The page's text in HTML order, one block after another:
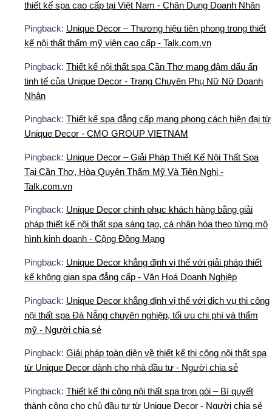
thiết kế spa cao cấp tại Việt Nam - Chân Dung Doanh Nhân
Pingback: Unique Decor – Thương hiệu tiên phong trong thiết
kế nội thất thẩm mỹ viện cao cấp - Talk.com.vn
Pingback: Thiết kế nội thất spa Cần Thơ mang đậm dấu ấn
tinh tế của Unique Decor - Trang Chuyên Phụ Nữ Nữ Doanh
Nhân
Pingback: Thiết kế spa đẳng cấp mang phong cách hiện đại từ
Unique Decor - CMO GROUP VIETNAM
Pingback: Unique Decor – Giải Pháp Thiết Kế Nội Thất Spa
Tại Cần Thơ, Hòa Quyện Thẩm Mỹ Và Tiện Nghi -
Talk.com.vn
Pingback: Unique Decor chinh phục khách hàng bằng giải
pháp thiết kế nội thất spa sáng tạo, cá nhân hóa theo từng mô
hình kinh doanh - Cộng Đồng Mạng
Pingback: Unique Decor khẳng định vị thế với giải pháp thiết
kế không gian spa đẳng cấp - Văn Hoá Doanh Nghiệp
Pingback: Unique Decor khẳng định vị thế với dịch vụ thi công
nội thất spa Đà Nẵng chuyên nghiệp, tối ưu chi phí và thẩm
mỹ - Người chia sẻ
Pingback: Giải pháp toàn diện về thiết kế thi công nội thất spa
từ Unique Decor dành cho nhà đầu tư - Người chia sẻ
Pingback: Thiết kế thi công nội thất spa trọn gói – Bí quyết
thành công cho chủ đầu tư từ Unique Decor - Người chia sẻ